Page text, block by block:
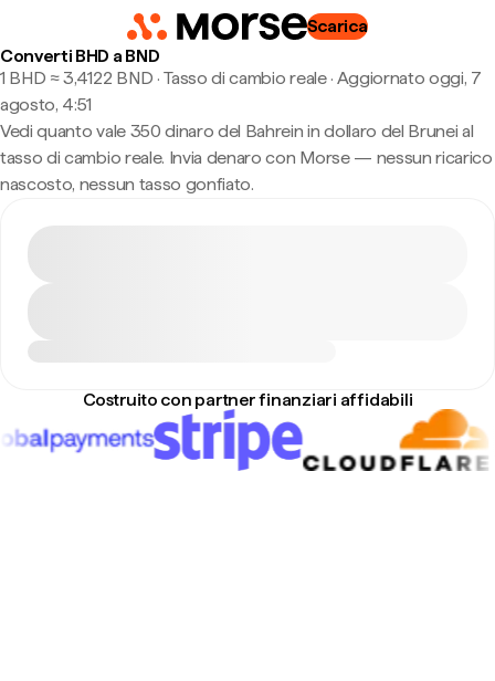
Scarica
Converti BHD a BND
1 BHD ≈ 3,4122 BND · Tasso di cambio reale· Aggiornato oggi, 7
agosto, 4:51
Vedi quanto vale 350 dinaro del Bahrein in dollaro del Brunei al
tasso di cambio reale. Invia denaro con Morse — nessun ricarico
nascosto, nessun tasso gonfiato.
Costruito con partner finanziari affidabili